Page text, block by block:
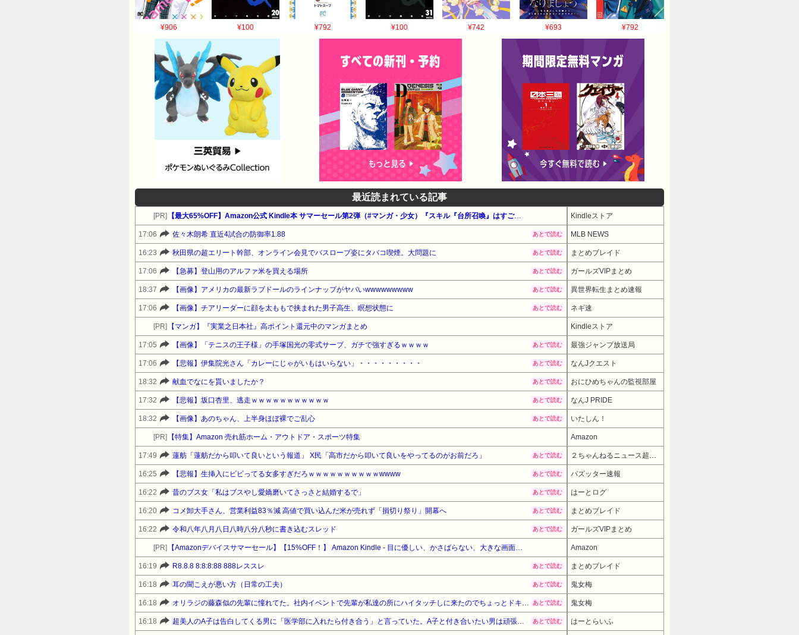
¥906 ¥100 ¥792 ¥100 ¥742 ¥693 ¥792
最近読まれている記事
[PR] 【最大65%OFF】Amazon公式 Kindle本 サマーセール第2弾（#マンガ・少女）『スキル『台所召喚』はすごい！』『魔物をペット化する能力が目覚めました』『追放された元令嬢、森で拾った皇子に溺愛され聖女に目覚める』他 Kindleストア
17:06 佐々木朗希 直近4試合の防御率1.88 あとで読む MLB NEWS
16:23 秋田県の超エリート幹部、オンライン会見でバスローブ姿にタバコ喫煙。大問題に あとで読む まとめブレイド
17:06 【急募】登山用のアルファ米を買える場所 あとで読む ガールズVIPまとめ
18:37 【画像】アメリカの最新ラブドールのラインナップがヤバいwwwwwwwww あとで読む 異世界転生まとめ速報
17:06 【画像】チアリーダーに顔を太ももで挟まれた男子高生、瞑想状態に あとで読む ネギ速
[PR] 【マンガ】『実業之日本社』高ポイント還元中のマンガまとめ Kindleストア
17:05 【画像】「テニスの王子様」の手塚国光の零式サーブ、ガチで強すぎるｗｗｗｗ あとで読む 最強ジャンプ放送局
17:06 【悲報】伊集院光さん「カレーにじゃがいもはいらない」・・・・・・・・・ あとで読む なんJクエスト
18:32 献血でなにを貰いましたか？ あとで読む おにひめちゃんの監視部屋
17:32 【悲報】坂口杏里、逃走ｗｗｗｗｗｗｗｗｗｗｗ あとで読む なんJ PRIDE
18:32 【画像】あのちゃん、上半身ほぼ裸でご乱心 あとで読む いたしん！
[PR] 【特集】Amazon 売れ筋ホーム・アウトドア・スポーツ特集 Amazon
17:49 蓮舫「蓮舫だから叩いて良いという報道」 X民「高市だから叩いて良いをやってるのがお前だろ」 あとで読む
16:25 【悲報】生挿入にビビってる女多すぎだろｗｗｗｗｗｗｗｗｗｗwwww あとで読む バズッター速報
16:22 昔のブス女「私はブスやし愛嬌磨いてさっさと結婚するで」 あとで読む はーとログ
16:20 コメ卸大手さん、営業利益83％減 高値で買い込んだ米が売れず「損切り祭り」開幕へ あとで読む まとめブレイド
16:22 令和八年八月八日八時八分八秒に書き込むスレッド あとで読む ガールズVIPまとめ
[PR] Amazon
16:19 R8.8.8 8:8:8:88 888レススレ あとで読む まとめブレイド
16:18 耳の聞こえが悪い方（日常の工夫） あとで読む 鬼女梅
16:18 あとで読む 鬼女梅
16:18 あとで読む はーとらいふ